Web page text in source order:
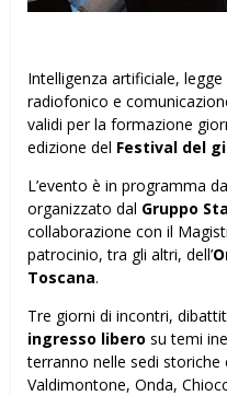
Intelligenza artificiale,
radiofonico e
validi per la formazione
edizione del Festival del
L’evento è in programma
organizzato dal Gruppo
collaborazione con il
patrocinio, tra gli altri, dell’
Toscana.
Tre giorni di incontri,
ingresso libero su temi
terranno nelle sedi storiche
Valdimontone, Onda,